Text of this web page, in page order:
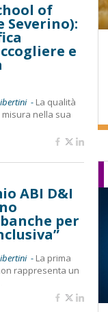
of
Severino):
e
- La qualità
nella sua
ABI D&I
per
- La prima
rappresenta un